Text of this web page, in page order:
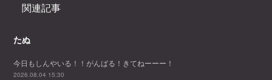
関連記事
たぬ
今日もしんやいる！！がんばる！きてねーーー！
2026.08.04 15:30